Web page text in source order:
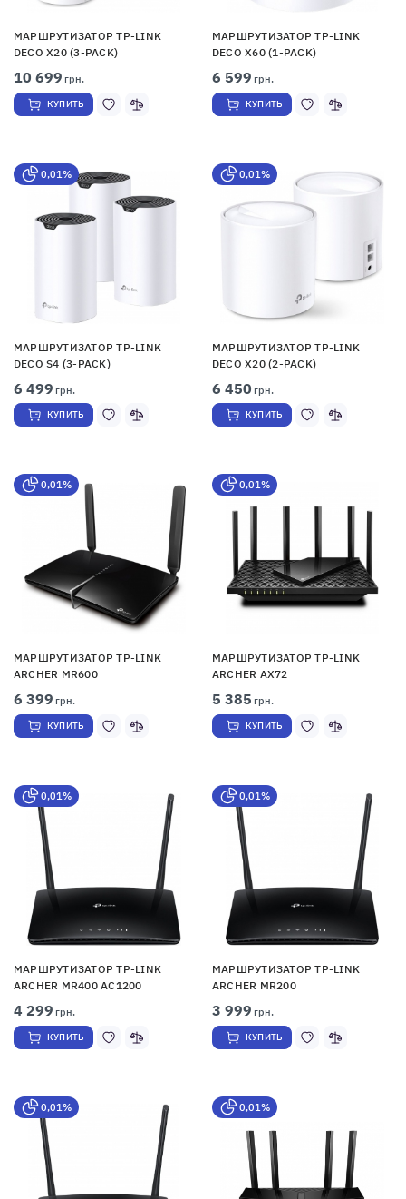
МАРШРУТИЗАТОР TP-LINK
DECO X20 (3-PACK)
10 699 грн.
КУПИТЬ
МАРШРУТИЗАТОР TP-LINK
DECO X60 (1-PACK)
6 599 грн.
КУПИТЬ
0,01%
МАРШРУТИЗАТОР TP-LINK
DECO S4 (3-PACK)
6 499 грн.
КУПИТЬ
0,01%
МАРШРУТИЗАТОР TP-LINK
DECO X20 (2-PACK)
6 450 грн.
КУПИТЬ
0,01%
МАРШРУТИЗАТОР TP-LINK
ARCHER MR600
6 399 грн.
КУПИТЬ
0,01%
МАРШРУТИЗАТОР TP-LINK
ARCHER AX72
5 385 грн.
КУПИТЬ
0,01%
МАРШРУТИЗАТОР TP-LINK
ARCHER MR400 AC1200
4 299 грн.
КУПИТЬ
0,01%
МАРШРУТИЗАТОР TP-LINK
ARCHER MR200
3 999 грн.
КУПИТЬ
0,01% 0,01%